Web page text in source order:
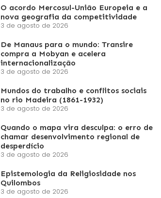
O acordo Mercosul-União Europeia e a
nova geografia da competitividade
3 de agosto de 2026
De Manaus para o mundo: Transire
compra a Mobyan e acelera
internacionalização
3 de agosto de 2026
Mundos do trabalho e conflitos sociais
no rio Madeira (1861-1932)
3 de agosto de 2026
Quando o mapa vira desculpa: o erro de
chamar desenvolvimento regional de
desperdício
3 de agosto de 2026
Epistemologia da Religiosidade nos
Quilombos
3 de agosto de 2026